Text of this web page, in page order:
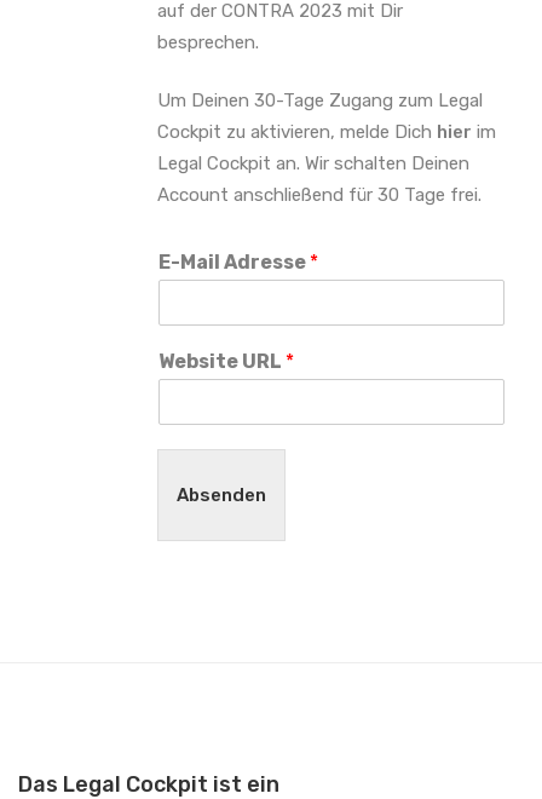
auf der CONTRA 2023 mit Dir
besprechen.
Um Deinen 30-Tage Zugang zum Legal
Cockpit zu aktivieren, melde Dich hier im
Legal Cockpit an. Wir schalten Deinen
Account anschließend für 30 Tage frei.
E-Mail Adresse *
Website URL *
Absenden
Das Legal Cockpit ist ein